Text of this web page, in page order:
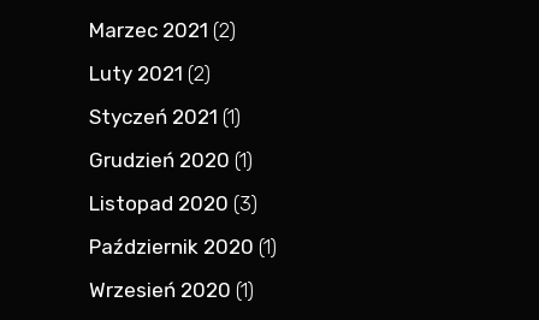
Marzec 2021 (2)
Luty 2021 (2)
Styczeń 2021 (1)
Grudzień 2020 (1)
Listopad 2020 (3)
Październik 2020 (1)
Wrzesień 2020 (1)